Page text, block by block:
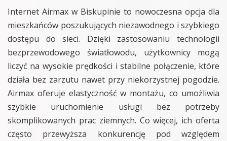
Internet Airmax w Biskupinie to nowoczesna opcja dla
mieszkańców poszukujących niezawodnego i szybkiego
dostępu do sieci. Dzięki zastosowaniu technologii
bezprzewodowego światłowodu, użytkownicy mogą
liczyć na wysokie prędkości i stabilne połączenie, które
działa bez zarzutu nawet przy niekorzystnej pogodzie.
Airmax oferuje elastyczność w montażu, co umożliwia
szybkie uruchomienie usługi bez potrzeby
skomplikowanych prac ziemnych. Co więcej, ich oferta
często przewyższa konkurencję pod względem